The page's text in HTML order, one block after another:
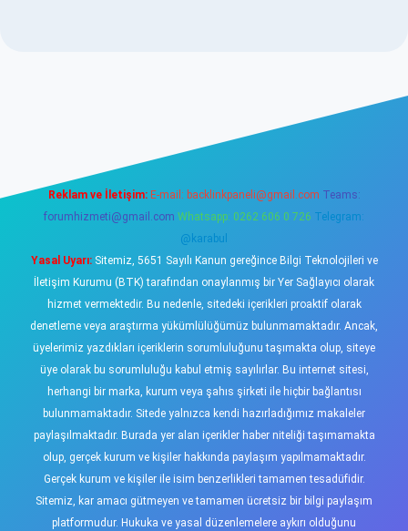
Reklam ve İletişim: E-mail: backlinkpaneli@gmail.com Teams:
forumhizmeti@gmail.com Whatsapp: 0262 606 0 726 Telegram:
@karabul
Yasal Uyarı:Sitemiz, 5651 Sayılı Kanun gereğince Bilgi Teknolojileri ve
İletişim Kurumu (BTK) tarafından onaylanmış bir Yer Sağlayıcı olarak
hizmet vermektedir. Bu nedenle, sitedeki içerikleri proaktif olarak
denetleme veya araştırma yükümlülüğümüz bulunmamaktadır. Ancak,
üyelerimiz yazdıkları içeriklerin sorumluluğunu taşımakta olup, siteye
üye olarak bu sorumluluğu kabul etmiş sayılırlar. Bu internet sitesi,
herhangi bir marka, kurum veya şahıs şirketi ile hiçbir bağlantısı
bulunmamaktadır. Sitede yalnızca kendi hazırladığımız makaleler
paylaşılmaktadır. Burada yer alan içerikler haber niteliği taşımamakta
olup, gerçek kurum ve kişiler hakkında paylaşım yapılmamaktadır.
Gerçek kurum ve kişiler ile isim benzerlikleri tamamen tesadüfidir.
Sitemiz, kar amacı gütmeyen ve tamamen ücretsiz bir bilgi paylaşım
platformudur. Hukuka ve yasal düzenlemelere aykırı olduğunu